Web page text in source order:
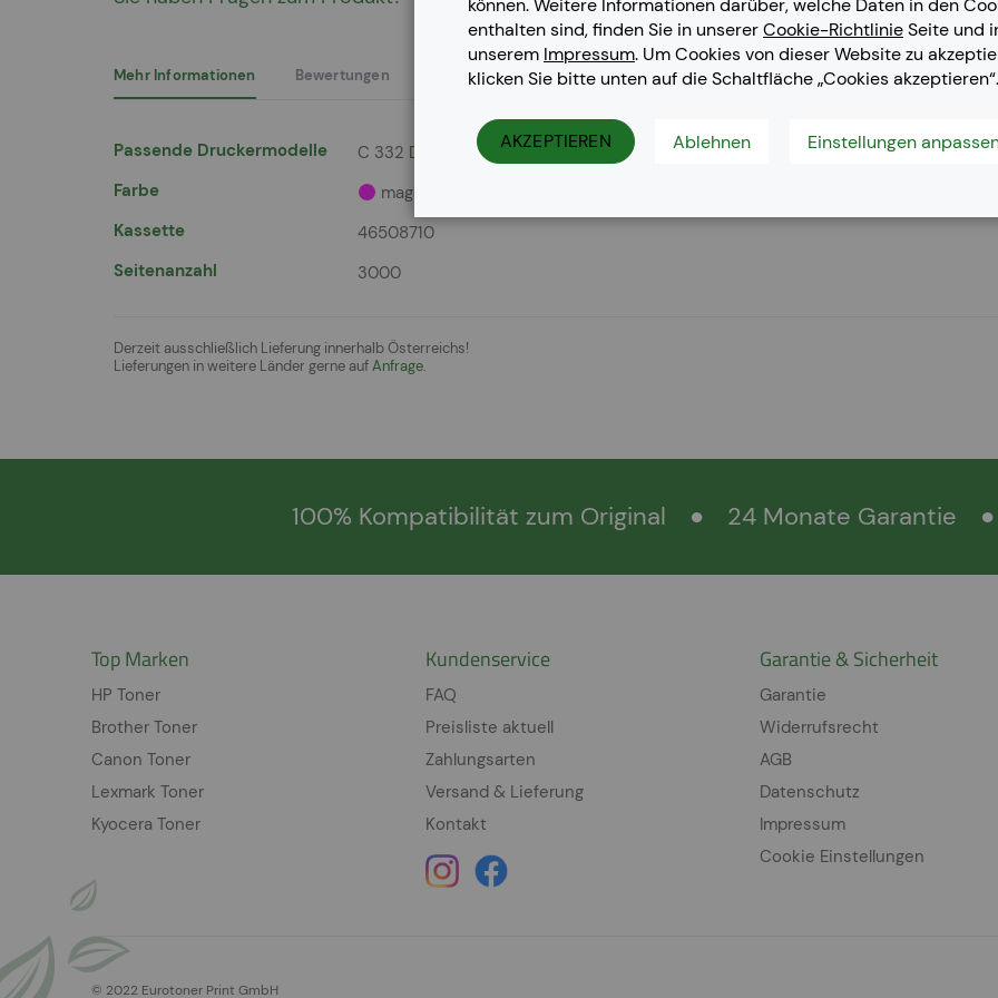
springen
Mehr Informationen
Mehr
Passende Druckermodelle
C 332 DN, C 332 DN W, MC 363 DN, MC 363 DNW, MC 363 N
Farbe
magenta
Kassette
46508710
Seitenanzahl
3000
Derzeit ausschließlich Lieferung innerhalb Österreichs!
Lieferungen in weitere Länder gerne aufAnfrage.
Bewertungen
100% Kompatibilität zum Original ● 24 Monate Garantie ●
Top Marken
HP Toner
Brother Toner
Canon Toner
Lexmark Toner
Kyocera Toner
Kundenservice
FAQ
Preisliste aktuell
Zahlungsarten
Versand & Lieferung
Kontakt
Garantie & Sicherheit
Garantie
Widerrufsrecht
AGB
Datenschutz
Impressum
Cookie Einstellungen
© 2022 Eurotoner Print GmbH
enthalten sind, finden Sie in unsererCookie-RichtlinieSeite und
unserem Impressum. Um Cookies von dieser Website zu
klicken Sie bitte unten auf die Schaltfläche „Cookies akzeptieren“.
AKZEPTIEREN Ablehnen Einstellungen